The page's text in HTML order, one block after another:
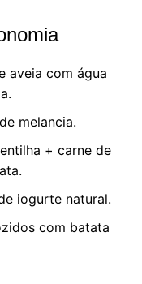
aveia com água
melancia.
+ carne de
iogurte natural.
com batata